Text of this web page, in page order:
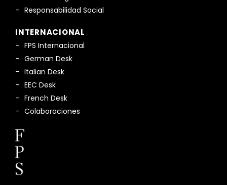
Responsabilidad Social
INTERNACIONAL
FPS Internacional
German Desk
Italian Desk
EEC Desk
French Desk
Colaboraciones